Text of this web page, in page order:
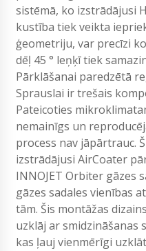
sistēmā, ko izstrādājusi
kustība tiek veikta
ģeometriju, var precīzi
dēļ 45 ° leņķī tiek
Pārklāšanai paredzētā
Sprauslai ir trešais
Pateicoties
nemainīgs un
process nav jāpārtrauc.
izstrādājusi AirCoater
INNOJET Orbiter gāzes
gāzes sadales vienības
tām. Šis montāžas
uzklāj ar smidzināšanas
kas ļauj vienmērīgi